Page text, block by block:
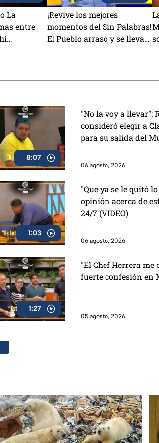
La
entre
¡Revive los mejores
momentos del Sin Palabras!
El Pueblo arrasó y se lleva
8:07
"No la voy a llevar":
consideró elegir a
para su salida del
06 agosto, 2026
1:03
"Que ya se le quitó
opinión acerca de
24/7 (VIDEO)
06 agosto, 2026
1:27
"El Chef Herrera
fuerte confesión en
05 agosto, 2026